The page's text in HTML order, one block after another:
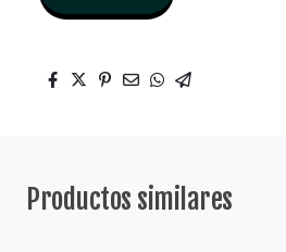
Productos similares